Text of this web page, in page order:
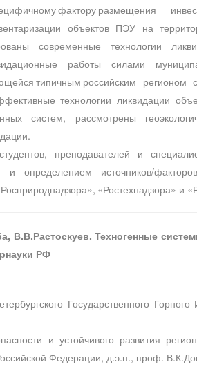
специфичному фактору размещения
объектов ПЭУ на
современные технологии
работы силами
типичным российским
технологии ликвидации
систем, рассмотрены
преподавателей и
и определением источников/
«Ростехнадзора» и
В.В.Растоскуев. Техногенные
РФ
Государственного
и устойчивого развития
Федерации, д.э.н., проф.